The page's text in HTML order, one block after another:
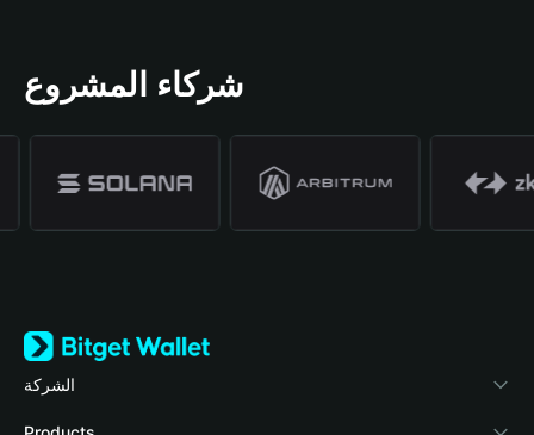
شركاء المشروع
الشركة